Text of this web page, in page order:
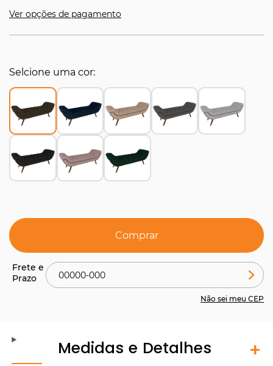
Ver opções de pagamento
Selcione uma cor
Comprar
Não sei meu CEP
Medidas e Detalhes